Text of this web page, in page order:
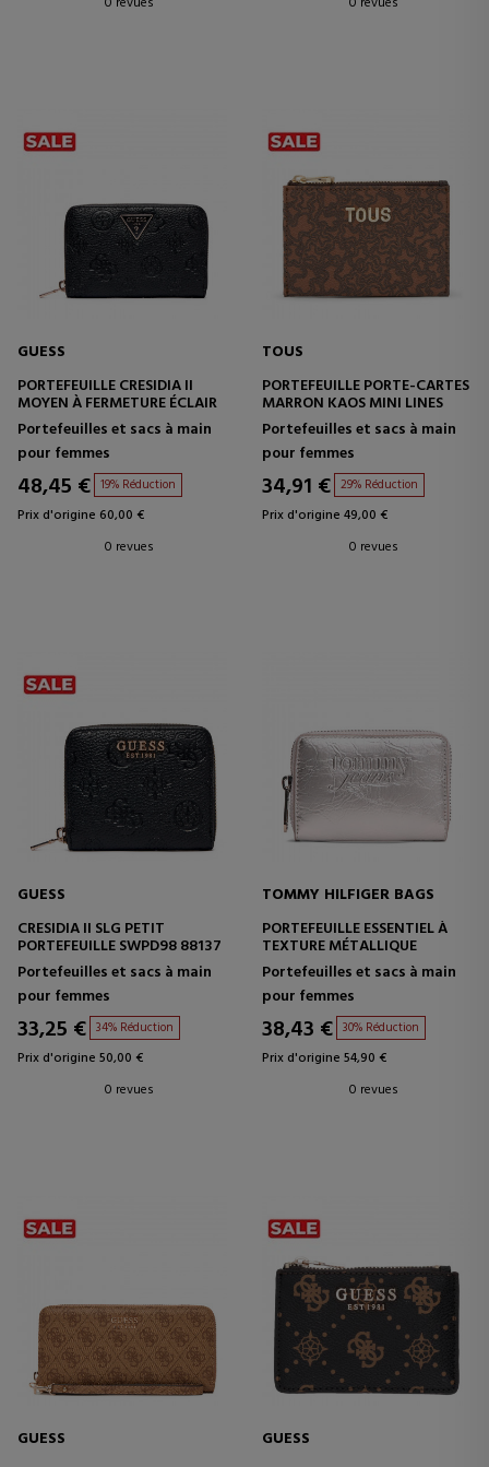
GUESS
PORTEFEUILLE CRESIDIA II
MOYEN À FERMETURE ÉCLAIR
Portefeuilles et sacs à main
pour femmes
48,45 € 19% Réduction
Prix d'origine 60,00 €
0 revues
TOUS
PORTEFEUILLE PORTE-CARTES
MARRON KAOS MINI LINES
Portefeuilles et sacs à main
pour femmes
34,91 € 29% Réduction
Prix d'origine 49,00 €
0 revues
GUESS
CRESIDIA II SLG PETIT
PORTEFEUILLE SWPD98 88137
Portefeuilles et sacs à main
pour femmes
33,25 € 34% Réduction
Prix d'origine 50,00 €
0 revues
TOMMY HILFIGER BAGS
PORTEFEUILLE ESSENTIEL À
TEXTURE MÉTALLIQUE
Portefeuilles et sacs à main
pour femmes
38,43 € 30% Réduction
Prix d'origine 54,90 €
0 revues
GUESS
GUESS